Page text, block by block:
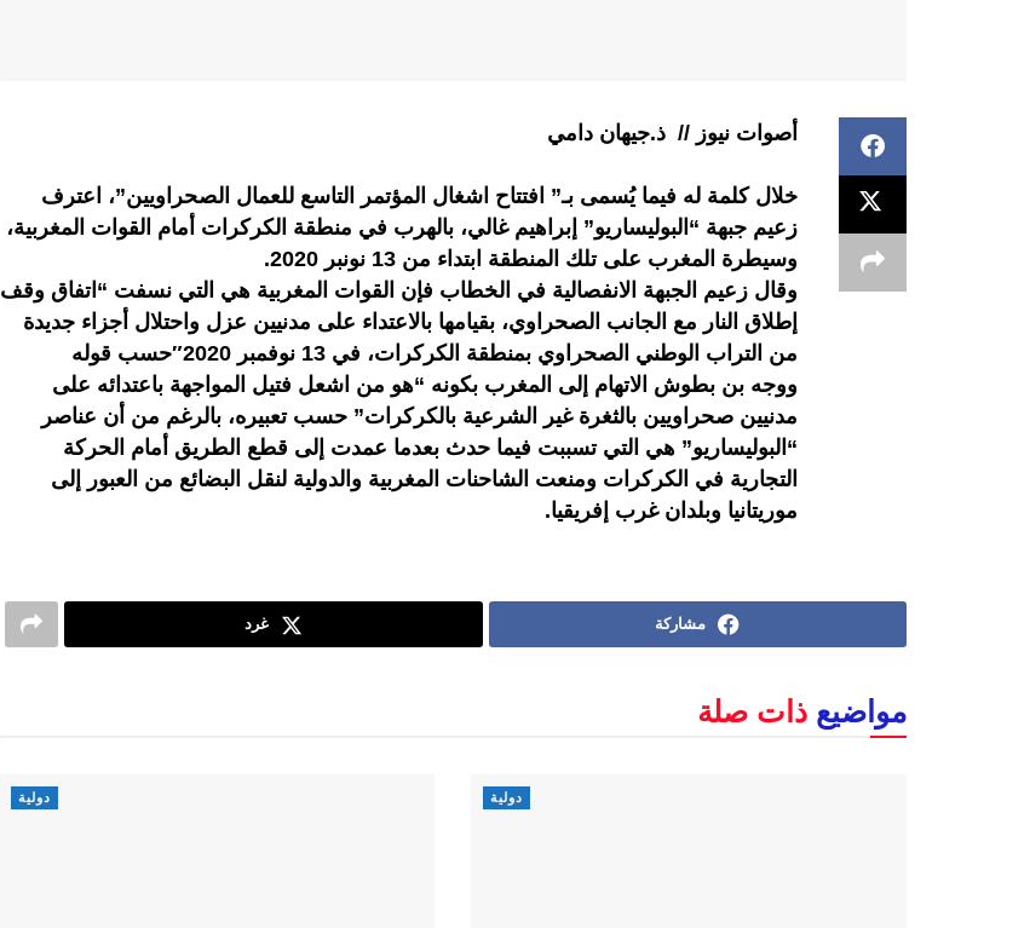
أصوات نيوز // ذ.جيهان دامي
خلال كلمة له فيما يُسمى بـ” افتتاح اشغال المؤتمر التاسع للعمال الصحراويين”، اعترف
زعيم جبهة “البوليساريو” إبراهيم غالي، بالهرب في منطقة الكركرات أمام القوات المغربية،
وسيطرة المغرب على تلك المنطقة ابتداء من 13 نونبر 2020.
وقال زعيم الجبهة الانفصالية في الخطاب فإن القوات المغربية هي التي نسفت “اتفاق وقف
إطلاق النار مع الجانب الصحراوي، بقيامها بالاعتداء على مدنيين عزل واحتلال أجزاء جديدة
من التراب الوطني الصحراوي بمنطقة الكركرات، في 13 نوفمبر 2020″حسب قوله
ووجه بن بطوش الاتهام إلى المغرب بكونه “هو من اشعل فتيل المواجهة باعتدائه على
مدنيين صحراويين بالثغرة غير الشرعية بالكركرات” حسب تعبيره، بالرغم من أن عناصر
“البوليساريو” هي التي تسببت فيما حدث بعدما عمدت إلى قطع الطريق أمام الحركة
التجارية في الكركرات ومنعت الشاحنات المغربية والدولية لنقل البضائع من العبور إلى
موريتانيا وبلدان غرب إفريقيا.
مشاركة غرد
مواضيع ذات صلة
دولية دولية